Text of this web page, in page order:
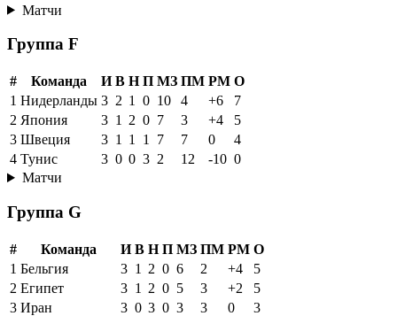
Матчи
Группа F
# Команда И В Н П МЗ ПМ РМ О
1 Нидерланды 3 2 1 0 10 4 +6
7
2 Япония 3 1 2 0 7 3 +4
5
3 Швеция 3 1 1 1 7 7 0
4
4 Тунис 3 0 0 3 2 12 -10 0
Матчи
Группа G
# Команда И В Н П МЗ ПМ РМ О
1 Бельгия 3 1 2 0 6 2 +4
5
2 Египет 3 1 2 0 5 3 +2
5
3 Иран 3 0 3 0 3 3 0
3